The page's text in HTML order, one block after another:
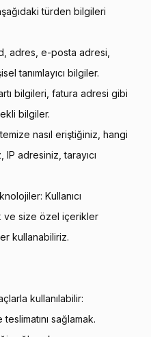
türden bilgileri
adres, e-posta adresi,
tanımlayıcı bilgiler.
bilgileri, fatura adresi gibi
bilgiler.
nasıl eriştiğiniz, hangi
adresiniz, tarayıcı
Kullanıcı
ve size özel içerikler
kullanabiliriz.
kullanılabilir:
sağlamak.